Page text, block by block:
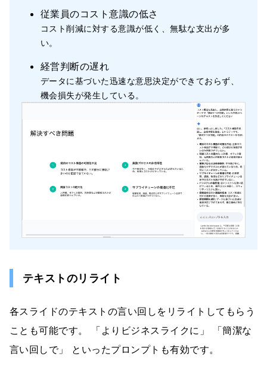
従業員のコスト意識の低さ
コスト削減に対する意識が低く、無駄な支出が多
い。
経営判断の遅れ
データに基づいた迅速な意思決定ができておらず、
機会損失が発生している。
テキストのリライト
各スライドのテキストの言い回しをリライトしてもらう
ことも可能です。 「よりビジネスライクに」 「簡潔な
言い回しで」 といったプロンプトも有効です。